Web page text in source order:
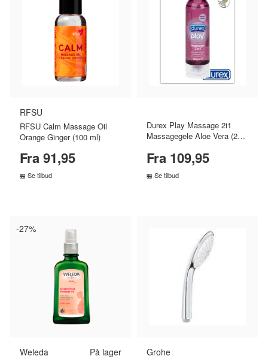
RFSU
RFSU Calm Massage Oil
Orange Ginger (100 ml)
Fra 91,95
Se tilbud
Durex Play Massage 2i1
Massagegele Aloe Vera (200
Fra 109,95
Se tilbud
-27%
Weleda På lager Grohe